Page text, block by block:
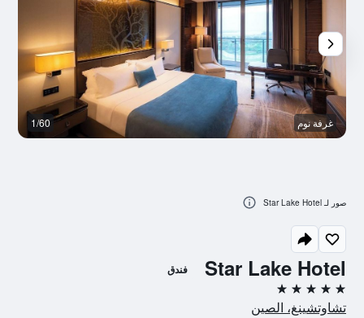
Star Lake Hotel فندق
5 نجوم
تشاوتشينغ، الصين
غرفة نوم 1/60
صور لـ Star Lake Hotel